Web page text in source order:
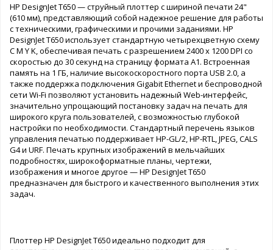
HP DesignJet T650 — струйный плоттер с шириной печати 24"
(610 мм), представляющий собой надежное решение для работы
с техническими, графическими и прочими заданиями. HP
DesignJet T650 использует стандартную четырехцветную схему
C M Y K, обеспечивая печать с разрешением 2400 x 1200 DPI со
скоростью до 30 секунд на страницу формата A1. Встроенная
память на 1 ГБ, наличие высокоскоростного порта USB 2.0, а
также поддержка подключения Gigabit Ethernet и беспроводной
сети Wi-Fi позволяют установить надежный Web-интерфейс,
значительно упрощающий постановку задач на печать для
широкого круга пользователей, с возможностью глубокой
настройки по необходимости. Стандартный перечень языков
управления печатью поддерживает HP-GL/2, HP-RTL, JPEG, CALS
G4 и URF. Печать крупных изображений в мельчайших
подробностях, широкоформатные планы, чертежи,
изображения и многое другое — HP DesignJet T650
предназначен для быстрого и качественного выполнения этих
задач.
Плоттер HP DesignJet T650 идеально подходит для